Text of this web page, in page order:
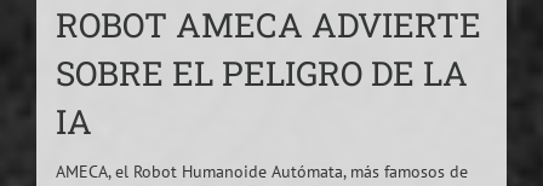
ROBOT AMECA ADVIERTE
SOBRE EL PELIGRO DE LA
IA
AMECA, el Robot Humanoide Autómata, más famosos de